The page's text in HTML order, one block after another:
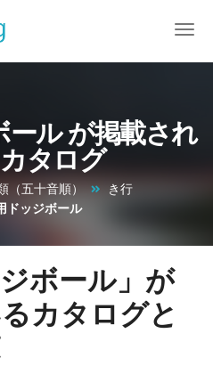
ル が掲載され
タログ
（五十音順）
き行
ドッジボール
ボール」が
カタログと